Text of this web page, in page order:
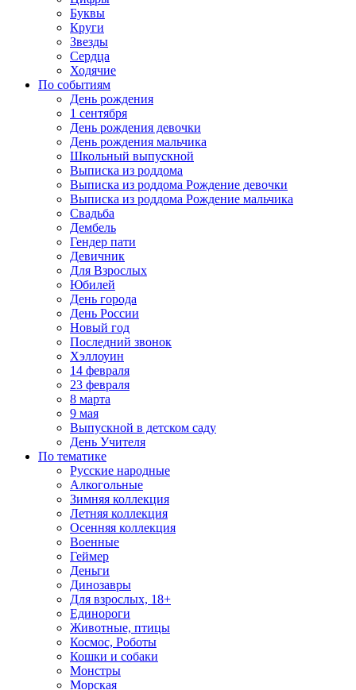
Буквы
Круги
Звезды
Сердца
Ходячие
По событиям
День рождения
1 сентября
День рождения девочки
День рождения мальчика
Школьный выпускной
Выписка из роддома
Выписка из роддома Рождение девочки
Выписка из роддома Рождение мальчика
Свадьба
Дембель
Гендер пати
Девичник
Для Взрослых
Юбилей
День города
День России
Новый год
Последний звонок
Хэллоуин
14 февраля
23 февраля
8 марта
9 мая
Выпускной в детском саду
День Учителя
По тематике
Русские народные
Алкогольные
Зимняя коллекция
Летняя коллекция
Осенняя коллекция
Военные
Геймер
Деньги
Динозавры
Для взрослых, 18+
Единороги
Животные, птицы
Космос, Роботы
Кошки и собаки
Монстры
Морская